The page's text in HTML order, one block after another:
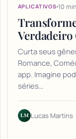
APLICATIVOS 10
Verdadeiro
Curta seus
Romance,
app. Imagine
séries…
LM Lucas Martins